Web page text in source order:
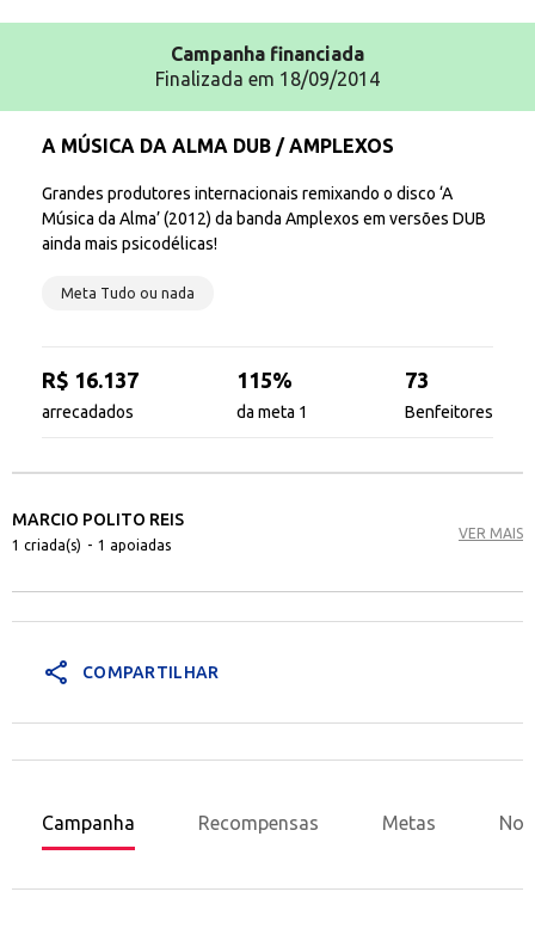
Campanha financiada
Finalizada em 18/09/2014
A MÚSICA DA ALMA DUB / AMPLEXOS
Grandes produtores internacionais remixando o disco ‘A
Música da Alma’ (2012) da banda Amplexos em versões DUB
ainda mais psicodélicas!
Meta Tudo ou nada
R$ 16.137
arrecadados
115%
da meta 1
73
Benfeitores
MARCIO POLITO REIS
1 criada(s) - 1 apoiadas
VER MAIS
share COMPARTILHAR
Campanha Recompensas Metas